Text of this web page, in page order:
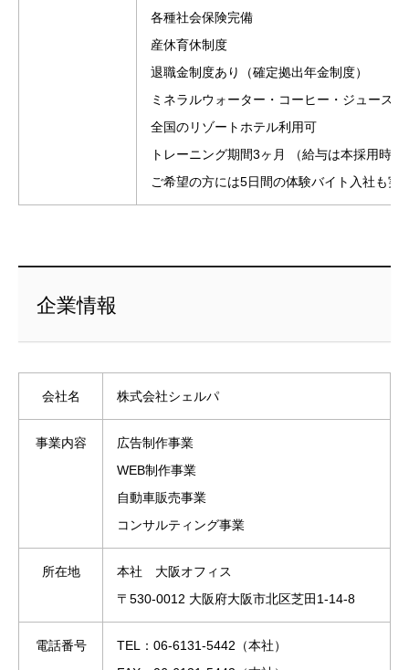
各種社会保険完備
産休育休制度
退職金制度あり（確定拠出年金制度）
ミネラルウォーター・コーヒー・ジュース無
全国のリゾートホテル利用可
トレーニング期間3ヶ月 （給与は本採用時と
ご希望の方には5日間の体験バイト入社も実
企業情報
会社名 株式会社シェルパ
事業内容
広告制作事業
WEB制作事業
自動車販売事業
コンサルティング事業
所在地
本社 大阪オフィス
〒530-0012 大阪府大阪市北区芝田1-14-8
電話番号
TEL：06-6131-5442（本社）